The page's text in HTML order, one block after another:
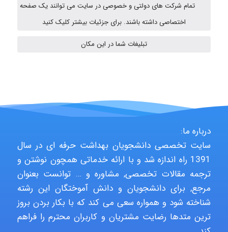
HaddadiMahsa
USER124
malekf
abolfazlkoshehe
تمام شرکت های دولتی و خصوصی در سایت می توانند یک صفحه
اختصاصی داشته باشند. برای جزئیات بیشتر کلیک کنید
تبلیغات شما در این مکان
درباره ما:
سایت تخصصی دانشجویان بهداشت حرفه ای در سال
1391 راه اندازه شد و با ارائه خدماتی همچون نوشتن و
ترجمه مقالات تخصصی, مشاوره و … توانست بعنوان
مرجع, برای دانشجویان و دانش آموختگان این رشته
شناخته شود و همواره سعی می کند که با بکار بردن بروز
ترین متدها رضایت مشتریان و کاربران محترم را فراهم